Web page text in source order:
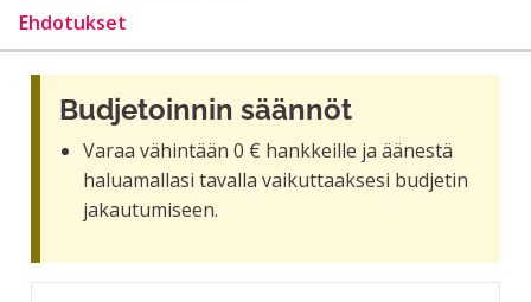
Ehdotukset
Budjetoinnin säännöt
Varaa vähintään 0 € hankkeille ja äänestä
haluamallasi tavalla vaikuttaaksesi budjetin
jakautumiseen.